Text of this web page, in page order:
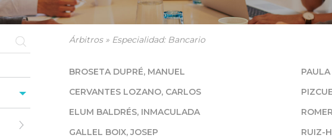
Árbitros » Especialidad: Bancario
BROSETA DUPRÉ, MANUEL
CERVANTES LOZANO, CARLOS
ELUM BALDRÉS, INMACULADA
GALLEL BOIX, JOSEP
RUIZ-